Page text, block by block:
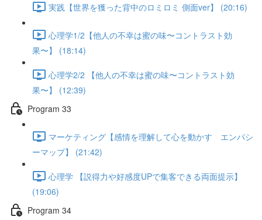
実践【世界を獲った背中のロミロミ 側面ver】 (20:16)
心理学1/2【他人の不幸は蜜の味〜コントラスト効
果〜】 (18:14)
心理学2/2 【他人の不幸は蜜の味〜コントラスト効
果〜】 (12:39)
Program 33
マーケティング【感情を理解して心を動かす エンパシ
ーマップ】 (21:42)
心理学 【説得力や好感度UPで集客できる両面提示】
(19:06)
Program 34